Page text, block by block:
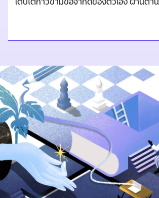
เติบโตก้าวข้ามข้อจำกัดของตัวเอง ผ่านตำ